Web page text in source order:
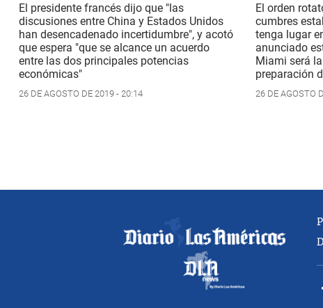
El presidente francés dijo que "las
discusiones entre China y Estados Unidos
han desencadenado incertidumbre", y acotó
que espera "que se alcance un acuerdo
entre las dos principales potencias
económicas"
26 DE AGOSTO DE 2019 - 20:14
El orden
cumbres
tenga lugar
anunciado
Miami será
preparación
26 DE AGOSTO